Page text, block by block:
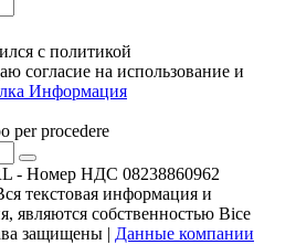
с политикой
согласие на использование и
Информация
per procedere
- Номер НДС 08238860962
текстовая информация и
являются собственностью Bice
защищены | Данные компании